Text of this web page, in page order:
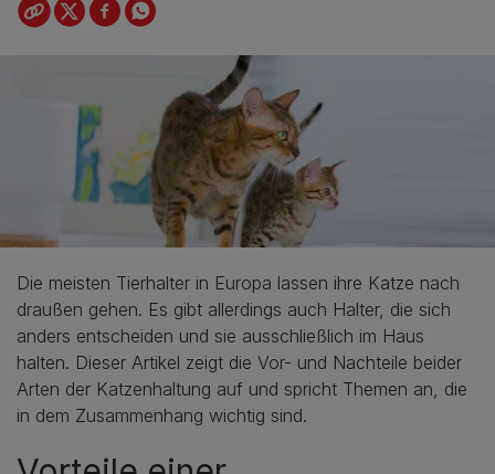
Die meisten Tierhalter in Europa lassen ihre Katze nach
draußen gehen. Es gibt allerdings auch Halter, die sich
anders entscheiden und sie ausschließlich im Haus
halten. Dieser Artikel zeigt die Vor- und Nachteile beider
Arten der Katzenhaltung auf und spricht Themen an, die
in dem Zusammenhang wichtig sind.